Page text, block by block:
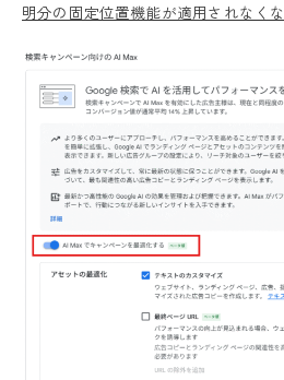
明分の固定位置機能が適用されなく